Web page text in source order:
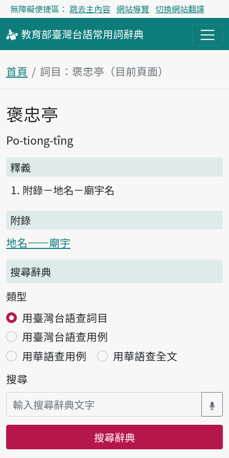
無障礙便捷區： 跳去主內容 網站導覽 切換網站翻譯
教育部臺灣台語常用詞辭典
首頁 詞目：褒忠亭（目前頁面）
主內容區塊
褒忠亭
Po-tiong-tîng
釋義
附錄－地名－廟宇名
附錄
地名——廟宇
搜尋辭典
類型
用臺灣台語查詞目
用臺灣台語查用例
用華語查用例
用華語查全文
搜尋
搜尋辭典